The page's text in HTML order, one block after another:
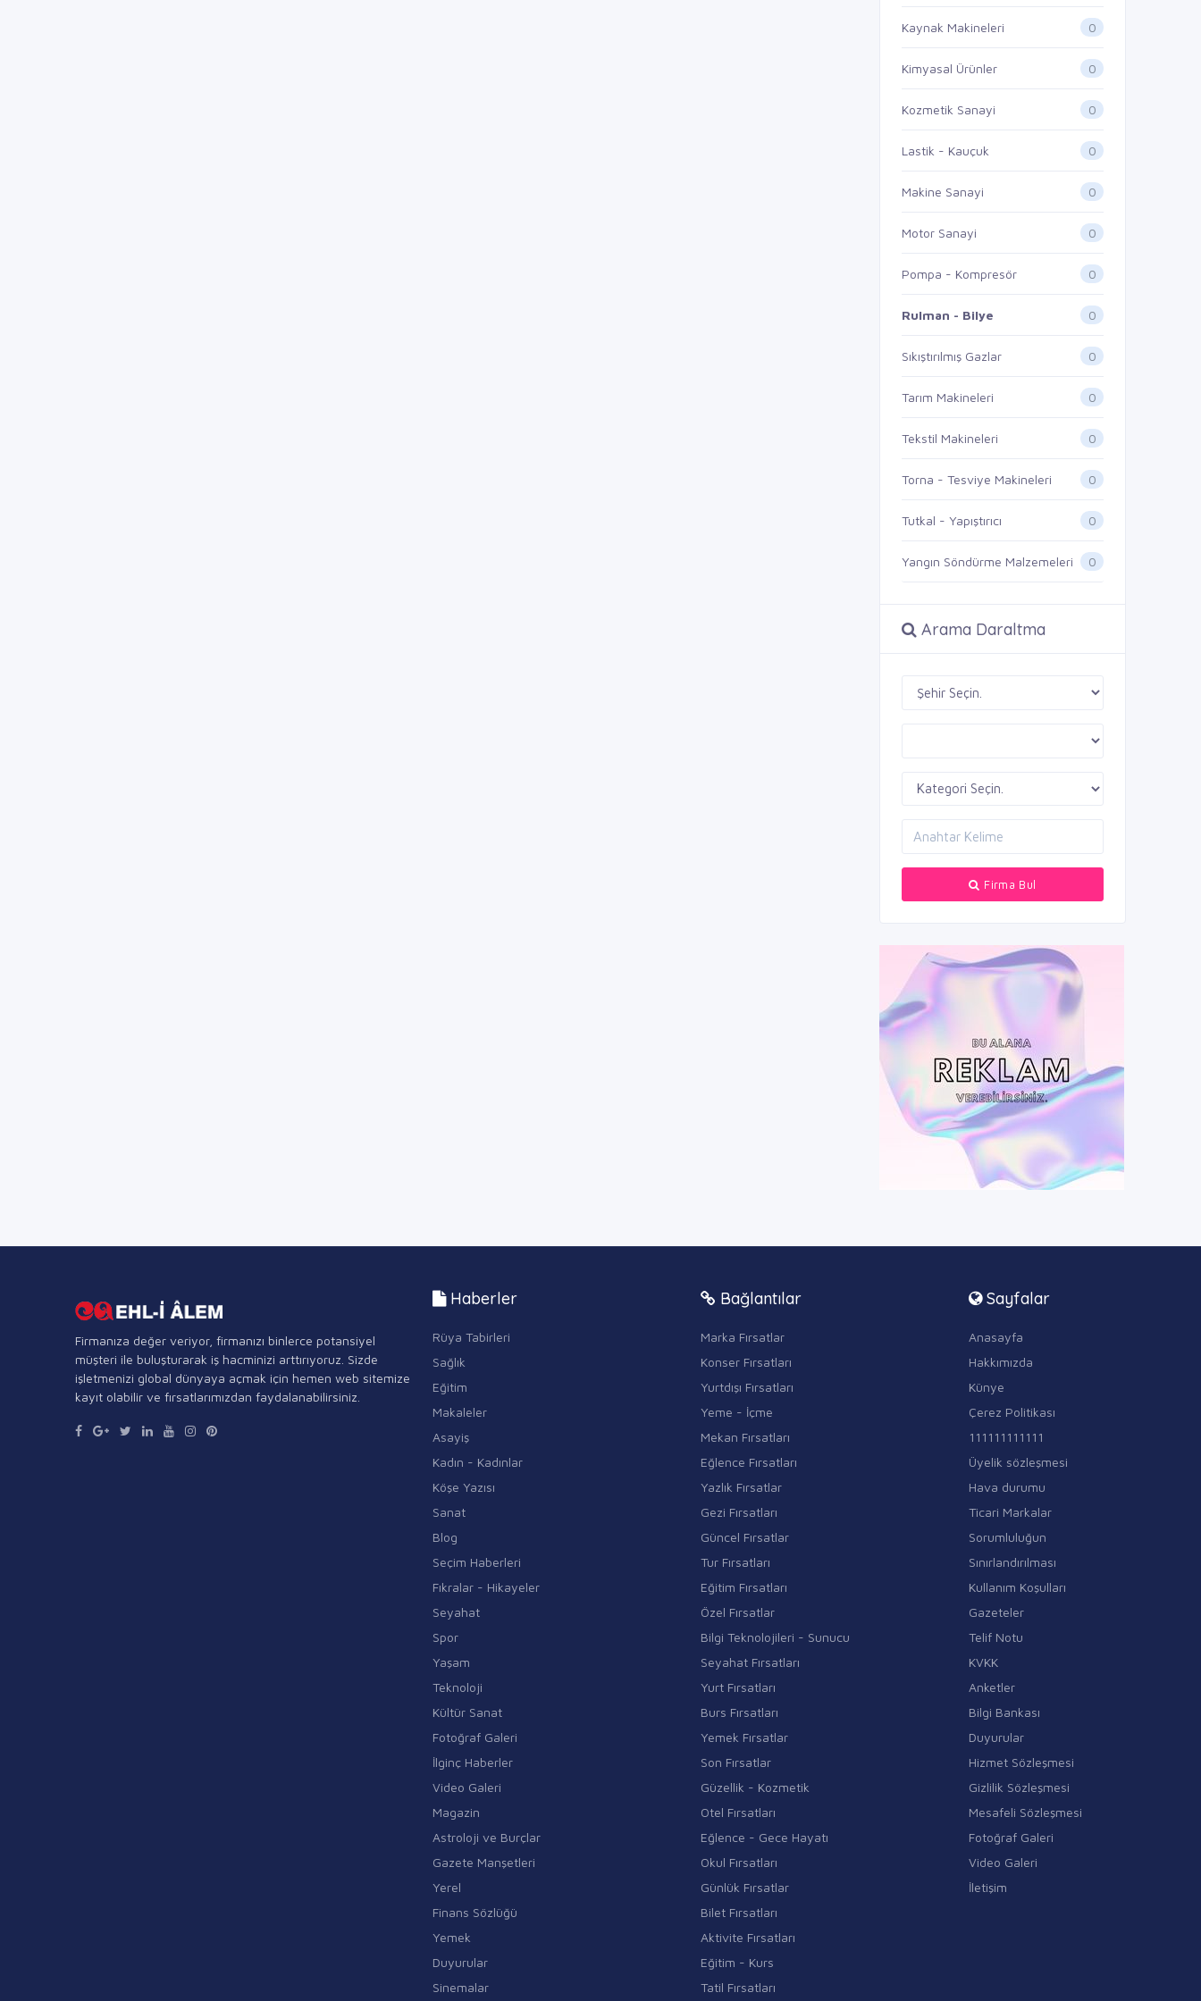
Kaynak Makineleri 0
Kimyasal Ürünler 0
Kozmetik Sanayi 0
Lastik - Kauçuk 0
Makine Sanayi 0
Motor Sanayi 0
Pompa - Kompresör 0
Rulman - Bilye 0
Sıkıştırılmış Gazlar 0
Tarım Makineleri 0
Tekstil Makineleri 0
Torna - Tesviye Makineleri 0
Tutkal - Yapıştırıcı 0
Yangın Söndürme Malzemeleri 0
Arama Daraltma
Firma Bul
Firmanıza değer veriyor, firmanızı binlerce potansiyel
müşteri ile buluşturarak iş hacminizi arttırıyoruz. Sizde
işletmenizi global dünyaya açmak için hemen web sitemize
kayıt olabilir ve fırsatlarımızdan faydalanabilirsiniz.
Haberler
Rüya Tabirleri
Sağlık
Eğitim
Makaleler
Asayiş
Kadın - Kadınlar
Köşe Yazısı
Sanat
Blog
Seçim Haberleri
Fıkralar - Hikayeler
Seyahat
Spor
Yaşam
Teknoloji
Kültür Sanat
Fotoğraf Galeri
İlginç Haberler
Video Galeri
Magazin
Astroloji ve Burçlar
Gazete Manşetleri
Yerel
Finans Sözlüğü
Yemek
Duyurular
Sinemalar
Bağlantılar
Marka Fırsatlar
Konser Fırsatları
Yurtdışı Fırsatları
Yeme - İçme
Mekan Fırsatları
Eğlence Fırsatları
Yazlık Fırsatlar
Gezi Fırsatları
Güncel Fırsatlar
Tur Fırsatları
Eğitim Fırsatları
Özel Fırsatlar
Bilgi Teknolojileri - Sunucu
Seyahat Fırsatları
Yurt Fırsatları
Burs Fırsatları
Yemek Fırsatlar
Son Fırsatlar
Güzellik - Kozmetik
Otel Fırsatları
Eğlence - Gece Hayatı
Okul Fırsatları
Günlük Fırsatlar
Bilet Fırsatları
Aktivite Fırsatları
Eğitim - Kurs
Tatil Fırsatları
Sayfalar
Anasayfa
Hakkımızda
Künye
Çerez Politikası
111111111111
Üyelik sözleşmesi
Hava durumu
Ticari Markalar
Sorumluluğun
Sınırlandırılması
Kullanım Koşulları
Gazeteler
Telif Notu
KVKK
Anketler
Bilgi Bankası
Duyurular
Hizmet Sözleşmesi
Gizlilik Sözleşmesi
Mesafeli Sözleşmesi
Fotoğraf Galeri
Video Galeri
İletişim